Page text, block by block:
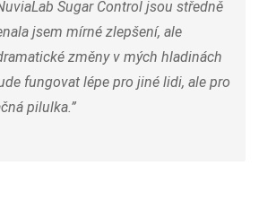
Sugar Control jsou středně
jsem mírné zlepšení, ale
změny v mých hladinách
fungovat lépe pro jiné lidi, ale pro
pilulka.”